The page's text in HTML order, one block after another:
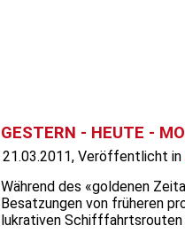
GESTERN - HEUTE -
21.03.2011, Veröffentlicht in
Während des «goldenen
Besatzungen von früheren
lukrativen Schifffahrtsrouten